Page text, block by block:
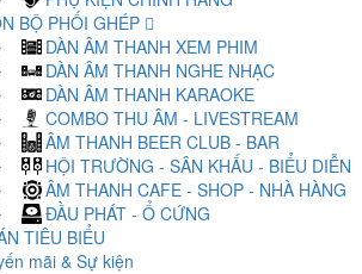
BỘ PHỐI GHÉP
DÀN ÂM THANH XEM PHIM
DÀN ÂM THANH NGHE NHẠC
DÀN ÂM THANH KARAOKE
COMBO THU ÂM - LIVESTREAM
ÂM THANH BEER CLUB - BAR
HỘI TRƯỜNG - SÂN KHẤU - BIỂU DIỄN
ÂM THANH CAFE - SHOP - NHÀ HÀNG
ĐẦU PHÁT - Ổ CỨNG
TIÊU BIỂU
mãi & Sự kiện